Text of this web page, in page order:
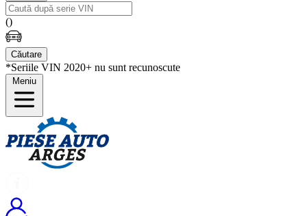
()
Căutare
*Seriile VIN 2020+ nu sunt recunoscute
Meniu